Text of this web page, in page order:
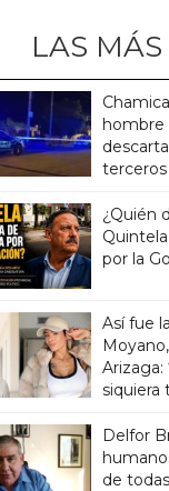
LAS
hombre
terceros
¿Quién
por la
Así fue
Arizaga:
siquiera
Delfor
de